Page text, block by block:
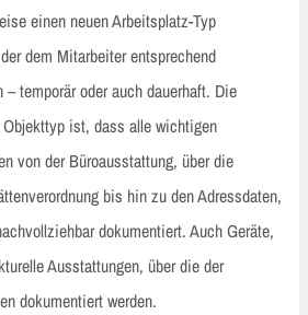
einen neuen Arbeitsplatz-Typ
dem Mitarbeiter entsprechend
temporär oder auch dauerhaft. Die
ist, dass alle wichtigen
von der Büroausstattung, über die
bis hin zu den Adressdaten,
dokumentiert. Auch Geräte,
Ausstattungen, über die der
dokumentiert werden.